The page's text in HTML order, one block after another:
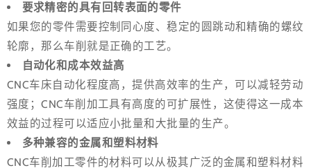
要求精密的具有回转表面的零件
如果您的零件需要控制同心度、稳定的圆跳动和精确的螺纹
轮廓，那么车削就是正确的工艺。
自动化和成本效益高
CNC车床自动化程度高，提供高效率的生产，可以减轻劳动
强度；CNC车削加工具有高度的可扩展性，这使得这一成本
效益的过程可以适应小批量和大批量的生产。
多种兼容的金属和塑料材料
CNC车削加工零件的材料可以从极其广泛的金属和塑料材料